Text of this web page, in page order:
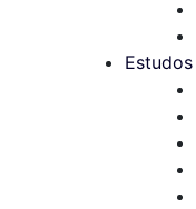
Estudos